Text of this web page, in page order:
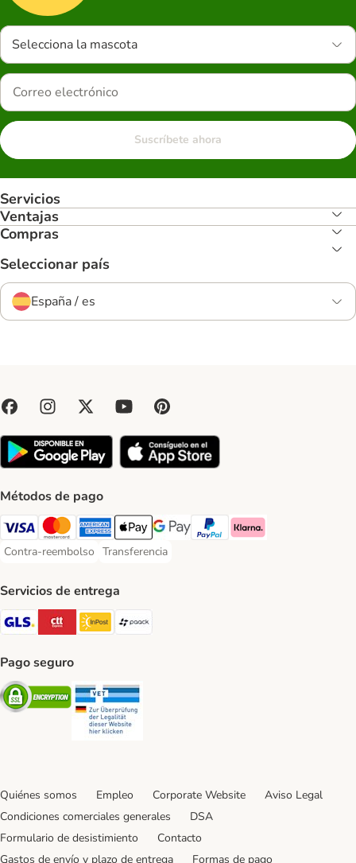
Selecciona la mascota
Suscríbete ahora
Servicios
Ventajas
Compras
Seleccionar país
España / es
Métodos de pago
Visa Payment Method
Mastercard Payment Method
American Express Payment Method
Apple Pay Payment Method
Google Pay Payment Method
PayPal Payment Method
Klarna Payment Method
Contra-reembolso
Contra-reembolso Payment Method
Transferencia
Transferencia Payment Method
Servicios de entrega
GLS Shipping Method
CTTExpress Shipping Method
InPost Shipping Method
paack Shipping Method
Pago seguro
Security
Quiénes somos Empleo Corporate Website
Aviso Legal
Condiciones comerciales generales
DSA
Formulario de desistimiento
Contacto
Gastos de envío y plazo de entrega
Formas de pago